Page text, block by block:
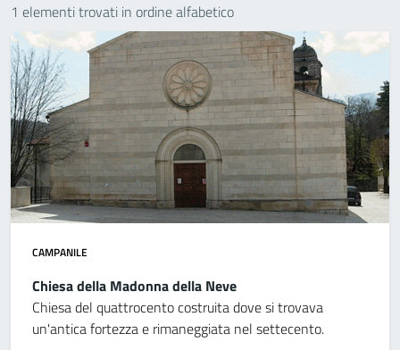
1 elementi trovati in ordine alfabetico
CAMPANILE
Chiesa della Madonna della Neve
Chiesa del quattrocento costruita dove si trovava
un'antica fortezza e rimaneggiata nel settecento.